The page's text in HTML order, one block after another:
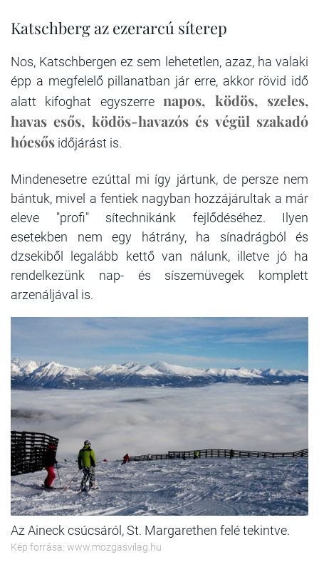
Katschberg az ezerarcú síterep
Nos, Katschbergen ez sem lehetetlen, azaz, ha valaki
épp a megfelelő pillanatban jár erre, akkor rövid idő
alatt kifoghat egyszerrenapos, ködös, szeles,
havas esős, ködös-havazós és végül szakadó
hóesős időjárást is.
Mindenesetre ezúttal mi így jártunk, de persze nem
bántuk, mivel a fentiek nagyban hozzájárultak a már
eleve "profi" sítechnikánk fejlődéséhez. Ilyen
esetekben nem egy hátrány, ha sínadrágból és
dzsekiből legalább kettő van nálunk, illetve jó ha
rendelkezünk nap- és síszemüvegek komplett
arzenáljával is.
Az Aineck csúcsáról, St. Margarethen felé tekintve.
Kép forrása: www.mozgasvilag.hu